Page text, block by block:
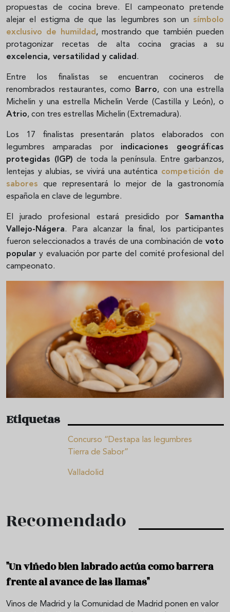
propuestas de cocina breve. El campeonato pretende
alejar el estigma de que las legumbres son un símbolo
exclusivo de humildad, mostrando que también pueden
protagonizar recetas de alta cocina gracias a su
excelencia, versatilidad y calidad .
Entre los finalistas se encuentran cocineros de
renombrados restaurantes, como
Barro, con una estrella
Michelin y una estrella Michelin Verde (Castilla y León), o
Atrio, con tres estrellas Michelin (Extremadura).
Los 17 finalistas presentarán platos elaborados con
legumbres amparadas por indicaciones geográficas
protegidas (IGP) de toda la península. Entre garbanzos,
lentejas y alubias, se vivirá una auténtica competición de
sabores que representará lo mejor de la gastronomía
española en clave de legumbre.
El jurado profesional estará presidido por Samantha
Vallejo-Nágera. Para alcanzar la final, los participantes
fueron seleccionados a través de una combinación de voto
popular y evaluación por parte del comité profesional del
campeonato.
Etiquetas
Concurso “Destapa las legumbres
Tierra de Sabor”
Valladolid
Recomendado
"Un viñedo bien labrado actúa como barrera
frente al avance de las llamas"
Vinos de Madrid y la Comunidad de Madrid ponen en valor